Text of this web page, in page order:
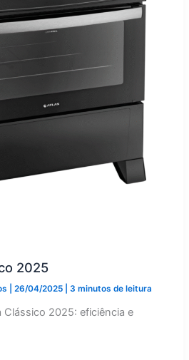
2025
26/04/2025 3 minutos de leitura
Clássico 2025: eficiência e